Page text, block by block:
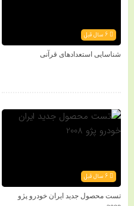
6 سال قبل
شناسایی استعدادهای قرآنی
6 سال قبل
تست محصول جدید ایران خودرو پژو